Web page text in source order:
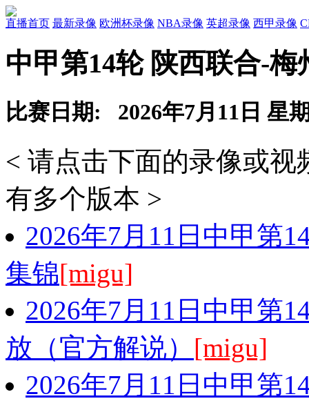
直播首页 最新录像 欧洲杯录像 NBA录像 英超录像 西甲录像
中甲第14轮 陕西联合-
比赛日期: 2026年7月11日 星
< 请点击下面的录像或
有多个版本 >
2026年7月11日中甲第
集锦[migu]
2026年7月11日中甲第
放（官方解说） [migu]
2026年7月11日中甲第